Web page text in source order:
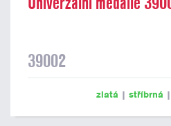
39002
zlatá | stříbrná |